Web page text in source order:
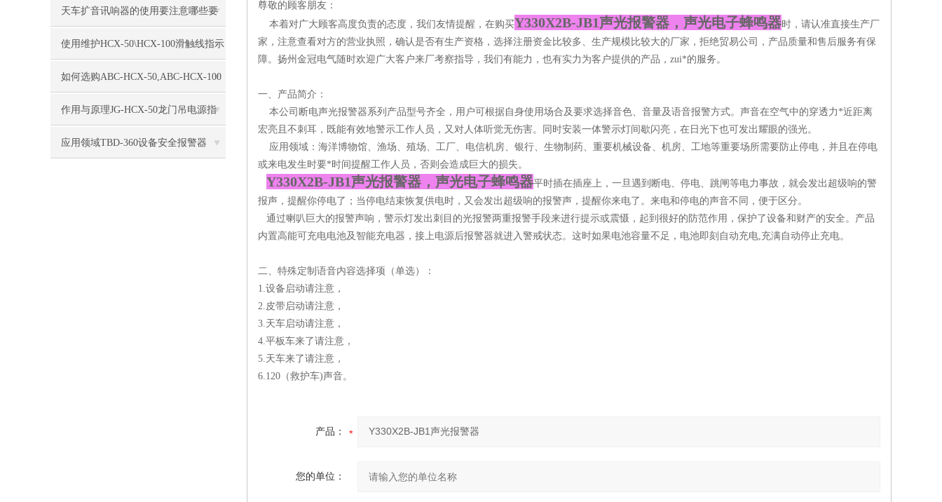
灯
天车扩音讯响器的使用要注意哪些要
求？
使用维护HCX-50\HCX-100滑触线指示
灯
如何选购ABC-HCX-50,ABC-HCX-100
滑触线电源指示灯
作用与原理JG-HCX-50龙门吊电源指
示灯
应用领域TBD-360设备安全报警器
尊敬的顾客朋友：
本着对广大顾客高度负责的态度，我们友情提醒，在购买Y330X2B-JB1声光报警器 ，声光电子蜂鸣器时，请认准直接生产厂
家，注意查看对方的营业执照，确认是否有生产资格，选择注册资金比较多、生产规模比较大的厂家，拒绝贸易公司，产品质量和售后服务有保
障。扬州金冠电气随时欢迎广大客户来厂考察指导，我们有能力，也有实力为客户提供的产品，zui*的服务。
一、产品简介：
本公司断电声光报警器系列产品型号齐全，用户可根据自身使用场合及要求选择音色、音量及语音报警方式。声音在空气中的穿透力*近距离
宏亮且不刺耳，既能有效地警示工作人员，又对人体听觉无伤害。同时安装一体警示灯间歇闪亮，在日光下也可发出耀眼的强光。
应用领域：海洋博物馆、渔场、殖场、工厂、电信机房、银行、生物制药、重要机械设备、机房、工地等重要场所需要防止停电，并且在停电
或来电发生时要*时间提醒工作人员，否则会造成巨大的损失。
Y330X2B-JB1声光报警器 ，声光电子蜂鸣器平时插在插座上，一旦遇到断电、停电、跳闸等电力事故，就会发出超级响的警
报声，提醒你停电了；当停电结束恢复供电时，又会发出超级响的报警声，提醒你来电了。来电和停电的声音不同，便于区分。
通过喇叭巨大的报警声响，警示灯发出刺目的光报警两重报警手段来进行提示或震慑，起到很好的防范作用，保护了设备和财产的安全。产品
内置高能可充电电池及智能充电器，接上电源后报警器就进入警戒状态。这时如果电池容量不足，电池即刻自动充电,充满自动停止充电。
二、特殊定制语音内容选择项（单选）：
1.设备启动请注意，
2.皮带启动请注意，
3.天车启动请注意，
4.平板车来了请注意，
5.天车来了请注意，
6.120（救护车)声音。
产品：
您的单位：